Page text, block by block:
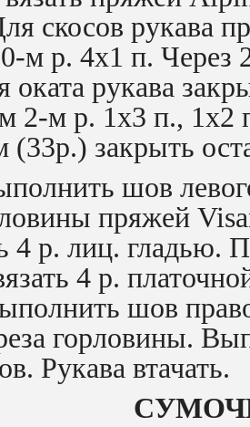
скосов рукава
м р. 4х1 п. Через
оката рукава
2-м р. 1х3 п., 1х2
(33р.) закрыть
шов
пряжей
4 р. лиц. гладью.
4 р.
шов
горловины.
Рукава втачать.